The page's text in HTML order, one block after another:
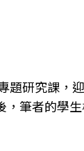
題研究課，
，筆者的學